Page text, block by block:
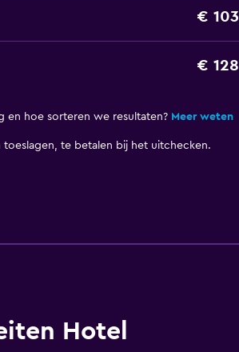
€ 103
€ 128
en hoe sorteren we resultaten? Meer weten
toeslagen, te betalen bij het uitchecken.
Hotel